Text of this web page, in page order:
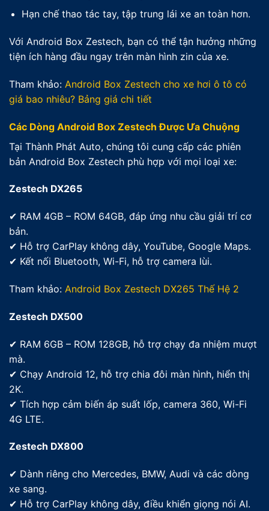
Hạn chế thao tác tay, tập trung lái xe an toàn hơn.
Với Android Box Zestech, bạn có thể tận hưởng những
tiện ích hàng đầu ngay trên màn hình zin của xe.
Tham khảo: Android Box Zestech cho xe hơi ô tô có
giá bao nhiêu? Bảng giá chi tiết
Các Dòng Android Box Zestech Được Ưa Chuộng
Tại Thành Phát Auto, chúng tôi cung cấp các phiên
bản Android Box Zestech phù hợp với mọi loại xe:
Zestech DX265
✔ RAM 4GB – ROM 64GB, đáp ứng nhu cầu giải trí cơ
bản.
✔ Hỗ trợ CarPlay không dây, YouTube, Google Maps.
✔ Kết nối Bluetooth, Wi-Fi, hỗ trợ camera lùi.
Tham khảo: Android Box Zestech DX265 Thế Hệ 2
Zestech DX500
✔ RAM 6GB – ROM 128GB, hỗ trợ chạy đa nhiệm mượt
mà.
✔ Chạy Android 12, hỗ trợ chia đôi màn hình, hiển thị
2K.
✔ Tích hợp cảm biến áp suất lốp, camera 360, Wi-Fi
4G LTE.
Zestech DX800
✔ Dành riêng cho Mercedes, BMW, Audi và các dòng
xe sang.
✔ Hỗ trợ CarPlay không dây, điều khiển giọng nói AI.